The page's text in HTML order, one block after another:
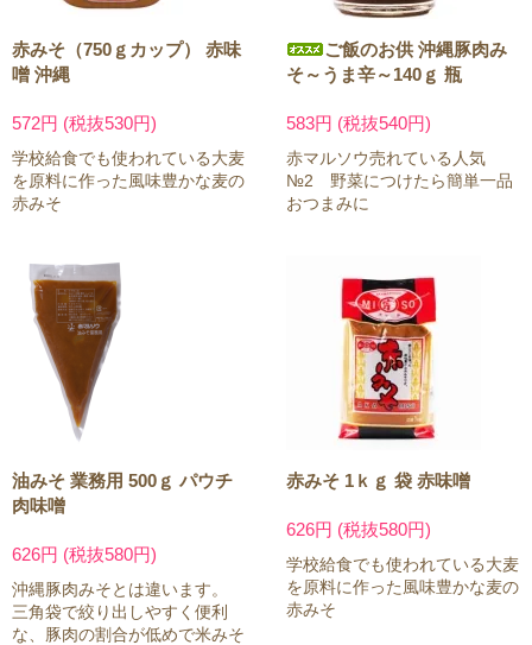
赤みそ（750ｇカップ） 赤味
噌 沖縄
572円 (税抜530円)
学校給食でも使われている大麦
を原料に作った風味豊かな麦の
赤みそ
ご飯のお供 沖縄豚肉み
そ～うま辛～140ｇ 瓶
583円 (税抜540円)
赤マルソウ売れている人気
№2 野菜につけたら簡単一品
おつまみに
油みそ 業務用 500ｇ パウチ
肉味噌
626円 (税抜580円)
沖縄豚肉みそとは違います。
三角袋で絞り出しやすく便利
な、豚肉の割合が低めで米みそ
赤みそ 1ｋｇ 袋 赤味噌
626円 (税抜580円)
学校給食でも使われている大麦
を原料に作った風味豊かな麦の
赤みそ